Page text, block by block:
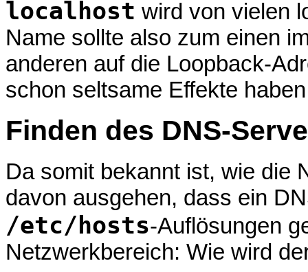
localhost wird von vielen
Name sollte also zum einen
anderen auf die Loopback-
schon seltsame Effekte
Finden des DNS-
Da somit bekannt ist, wie die
davon ausgehen, dass ein
/etc/hosts-Auflösungen
Netzwerkbereich: Wie wird